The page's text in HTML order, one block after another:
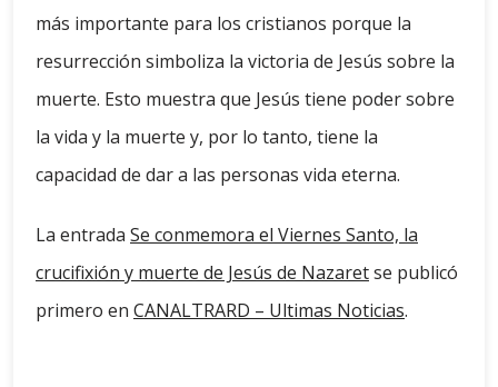
más importante para los cristianos porque la
resurrección simboliza la victoria de Jesús sobre la
muerte. Esto muestra que Jesús tiene poder sobre
la vida y la muerte y, por lo tanto, tiene la
capacidad de dar a las personas vida eterna.
La entrada Se conmemora el Viernes Santo, la
crucifixión y muerte de Jesús de Nazaretse publicó
primero en CANALTRARD – Ultimas Noticias.